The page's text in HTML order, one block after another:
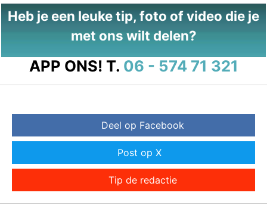
Heb je een leuke tip, foto of video die je
met ons wilt delen?
APP ONS! T. 06 - 574 71 321
Deel op Facebook
Post op X
Tip de redactie